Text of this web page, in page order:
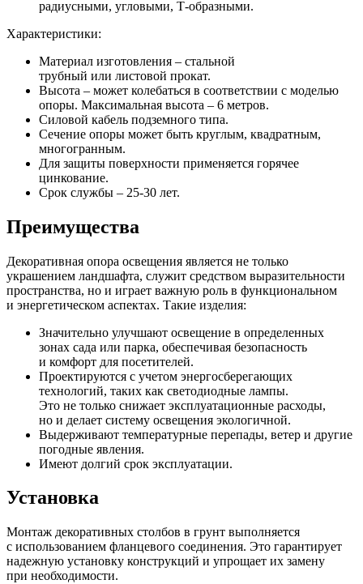
радиусными, угловыми, Т-образными.
Характеристики:
Материал изготовления – стальной
трубный или листовой прокат.
Высота – может колебаться в соответствии с моделью
опоры. Максимальная высота – 6 метров.
Силовой кабель подземного типа.
Сечение опоры может быть круглым, квадратным,
многогранным.
Для защиты поверхности применяется горячее
цинкование.
Срок службы – 25-30 лет.
Преимущества
Декоративная опора освещения является не только
украшением ландшафта, служит средством выразительности
пространства, но и играет важную роль в функциональном
и энергетическом аспектах. Такие изделия:
Значительно улучшают освещение в определенных
зонах сада или парка, обеспечивая безопасность
и комфорт для посетителей.
Проектируются с учетом энергосберегающих
технологий, таких как светодиодные лампы.
Это не только снижает эксплуатационные расходы,
но и делает систему освещения экологичной.
Выдерживают температурные перепады, ветер и другие
погодные явления.
Имеют долгий срок эксплуатации.
Установка
Монтаж декоративных столбов в грунт выполняется
с использованием фланцевого соединения. Это гарантирует
надежную установку конструкций и упрощает их замену
при необходимости.